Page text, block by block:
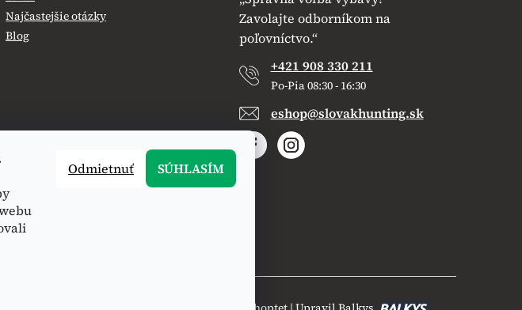
Odmietnuť SÚHLASÍM
Najčastejšie otázky
Blog
Zavolajte odborníkom na
poľovníctvo.“
+421 908 330 211
Po-Pia 08:30 - 16:30
eshop@slovakhunting.sk